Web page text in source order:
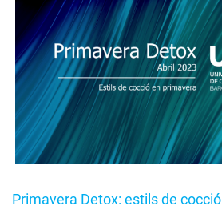
Primavera Detox: estils de cocció